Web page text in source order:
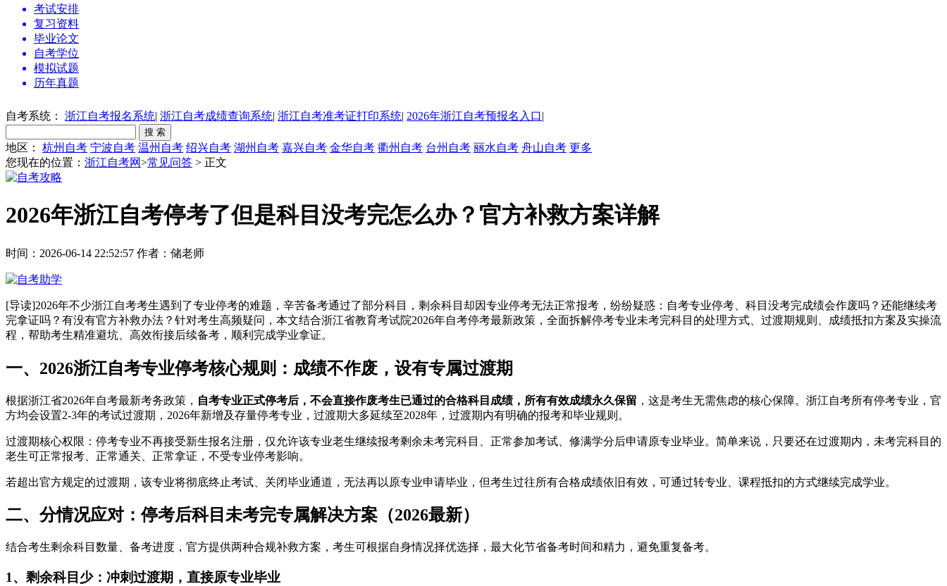
考试安排
复习资料
毕业论文
自考学位
模拟试题
历年真题
自考系统： 浙江自考报名系统| 浙江自考成绩查询系统| 浙江自考准考证打印系统| 2026年浙江自考预报名入口|
地区： 杭州自考 宁波自考 温州自考 绍兴自考 湖州自考 嘉兴自考 金华自考 衢州自考 台州自考 丽水自考 舟山自考 更多
您现在的位置： 浙江自考网>常见问答 > 正文
2026年浙江自考停考了但是科目没考完怎么办？官方补救方案详解
时间：2026-06-14 22:52:57 作者：储老师
[导读]2026年不少浙江自考考生遇到了专业停考的难题，辛苦备考通过了部分科目，剩余科目却因专业停考无法正常报考，纷纷疑惑：自考专业停考、科目没考完成绩会作废吗？还能继续考
完拿证吗？有没有官方补救办法？针对考生高频疑问，本文结合浙江省教育考试院2026年自考停考最新政策，全面拆解停考专业未考完科目的处理方式、过渡期规则、成绩抵扣方案及实操流
程，帮助考生精准避坑、高效衔接后续备考，顺利完成学业拿证。
一、2026浙江自考专业停考核心规则：成绩不作废，设有专属过渡期
根据浙江省2026年自考最新考务政策， 自考专业正式停考后，不会直接作废考生已通过的合格科目成绩，所有有效成绩永久保留 ，这是考生无需焦虑的核心保障。浙江自考所有停考专业，官
方均会设置2-3年的考试过渡期，2026年新增及存量停考专业，过渡期大多延续至2028年，过渡期内有明确的报考和毕业规则。
过渡期核心权限：停考专业不再接受新生报名注册，仅允许该专业老生继续报考剩余未考完科目、正常参加考试、修满学分后申请原专业毕业。简单来说，只要还在过渡期内，未考完科目的
老生可正常报考、正常通关、正常拿证，不受专业停考影响。
若超出官方规定的过渡期，该专业将彻底终止考试、关闭毕业通道，无法再以原专业申请毕业，但考生过往所有合格成绩依旧有效，可通过转专业、课程抵扣的方式继续完成学业。
二、分情况应对：停考后科目未考完专属解决方案（2026最新）
结合考生剩余科目数量、备考进度，官方提供两种合规补救方案，考生可根据自身情况择优选择，最大化节省备考时间和精力，避免重复备考。
1、剩余科目少：冲刺过渡期，直接原专业毕业